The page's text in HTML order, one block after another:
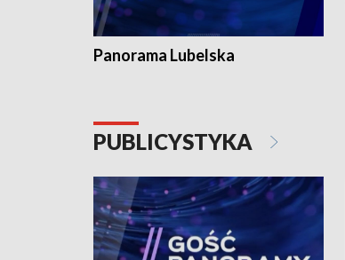
Panorama Lubelska
PUBLICYSTYKA